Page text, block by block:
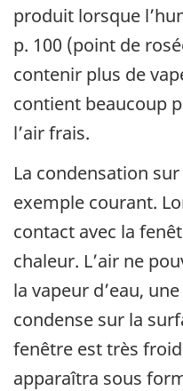
produit lorsque
p. 100 (point de
contenir plus de
contient beaucoup
l’air frais.
La condensation
exemple courant.
contact avec la
chaleur. L’air ne
la vapeur d’eau,
condense sur la
fenêtre est très
apparaîtra sous